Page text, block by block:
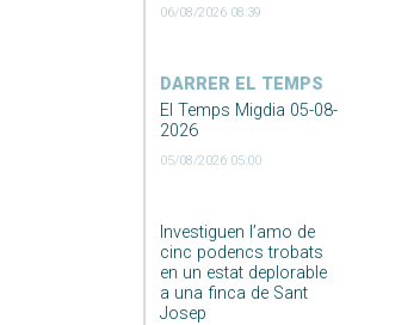
06/08/2026 08:39
DARRER EL TEMPS
El Temps Migdia 05-08-
2026
05/08/2026 05:00
Investiguen l’amo de
cinc podencs trobats
en un estat deplorable
a una finca de Sant
Josep